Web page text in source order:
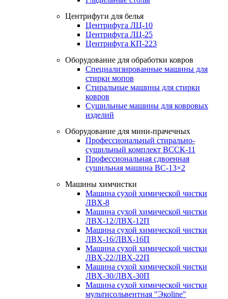
Центрифуги для белья
Центрифуга ЛЦ-10
Центрифуга ЛЦ-25
Центрифуга КП-223
Оборудование для обработки ковров
Специализированные машины для
стирки мопов
Стиральные машины для стирки
ковров
Сушильные машины для ковровых
изделий
Оборудование для мини-прачечных
Профессиональный стирально-
сушильный комплект ВССК-11
Профессиональная сдвоенная
сушильная машина ВС-13×2
Машины химчистки
Машина сухой химической чистки
ЛВХ-8
Машина сухой химической чистки
ЛВХ-12/ЛВХ-12П
Машина сухой химической чистки
ЛВХ-16/ЛВХ-16П
Машина сухой химической чистки
ЛВХ-22/ЛВХ-22П
Машина сухой химической чистки
ЛВХ-30/ЛВХ-30П
Машина сухой химической чистки
мультисольвентная "Экоline"